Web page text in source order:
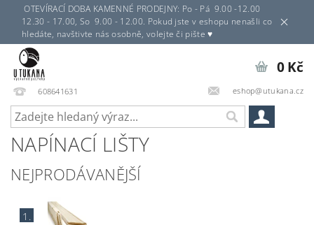
OTEVÍRACÍ DOBA KAMENNÉ PRODEJNY: Po - Pá 9.00 -12.00
12.30 - 17.00, So 9.00 - 12.00. Pokud jste v eshopu nenašli co
hledáte, navštivte nás osobně, volejte či pište ♥
608641631 eshop@utukana.cz
0 Kč
NAPÍNACÍ LIŠTY
NEJPRODÁVANĚJŠÍ
1.